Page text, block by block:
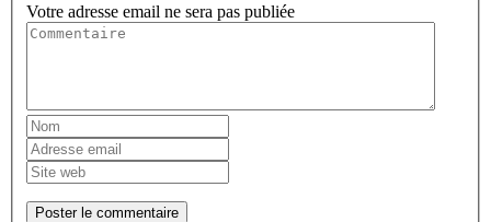
Votre adresse email ne sera pas publiée
Poster le commentaire